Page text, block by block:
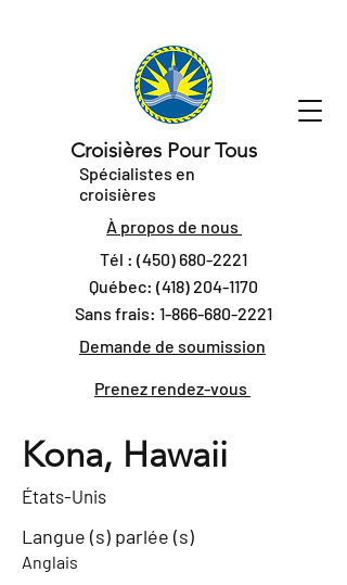
Croisières Pour Tous
Spécialistes en
croisières
À propos de nous
Tél : (450) 680-2221
Québec: (418) 204-1170
Sans frais: 1-866-680-2221
Demande de soumission
Prenez rendez-vous
Kona, Hawaii
États-Unis
Langue (s) parlée (s)
Anglais